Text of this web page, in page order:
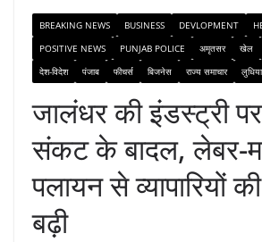
BREAKING NEWS BUSINESS DEVLOPMENT
POSITIVE NEWS
PUNJAB POLICE अमृतसर खेल
देश-विदेश
पंजाब फीचर्स बिजनेस राज्य समाचार
जालंधर की इंडस्ट्री
संकट के बादल, लेबर-
पलायन से व्यापारियों
बढ़ी